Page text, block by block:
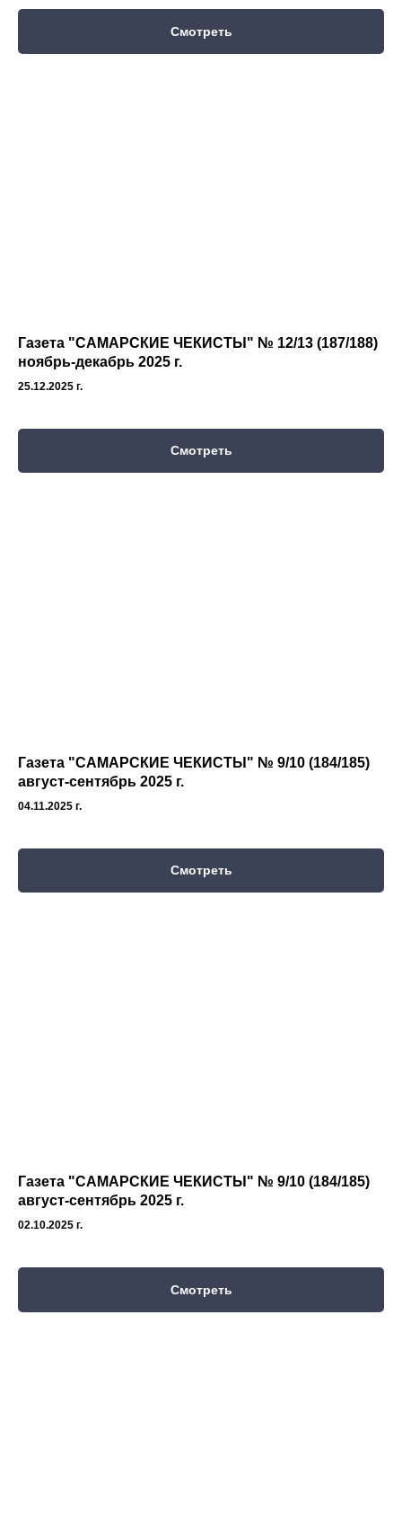
Смотреть
Газета "САМАРСКИЕ ЧЕКИСТЫ" № 12/13 (187/188)
ноябрь-декабрь 2025 г.
25.12.2025 г.
Смотреть
Газета "САМАРСКИЕ ЧЕКИСТЫ" № 9/10 (184/185)
август-сентябрь 2025 г.
04.11.2025 г.
Смотреть
Газета "САМАРСКИЕ ЧЕКИСТЫ" № 9/10 (184/185)
август-сентябрь 2025 г.
02.10.2025 г.
Смотреть